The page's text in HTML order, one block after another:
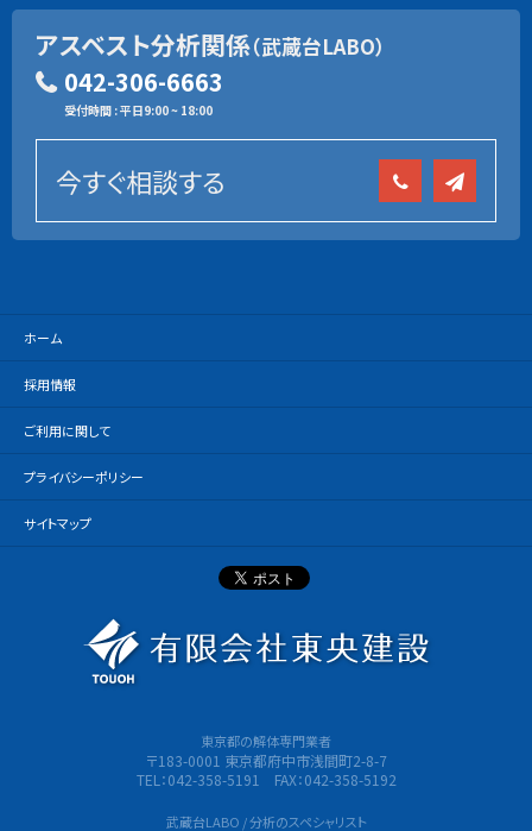
アスベスト分析関係（武蔵台LABO）
042-306-6663
受付時間 : 平日9:00 ~ 18:00
今すぐ相談する
ホーム
採用情報
ご利用に関して
プライバシーポリシー
サイトマップ
東京都の解体専門業者
〒183-0001 東京都府中市浅間町2-8-7
TEL：042-358-5191 FAX：042-358-5192
武蔵台LABO / 分析のスペシャリスト